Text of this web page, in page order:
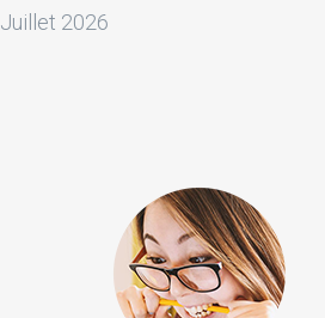
2026